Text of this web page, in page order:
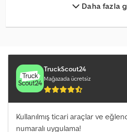
Diğer Biçme Makinesi
Diğer Diğer
Diğer Jantlar/Tekerlekler/
Diğer Konteynerler
Diğer Sabanlar
Daha fazla
TruckScout24
Mağazada ücretsiz
Kullanılmış ticari araçlar ve
numaralı uygulama!